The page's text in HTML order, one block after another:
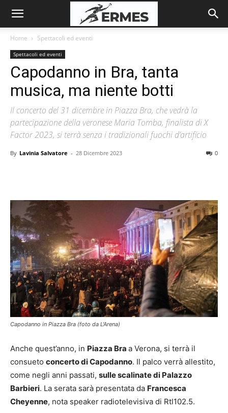
Home Spettacoli ed eventi
Spettacoli ed eventi
Capodanno in Bra, tanta
musica, ma niente botti
Il concerto del 31 dicembre in Piazza Bra, che vedrà la
partecipazione della veronese Maria Tomba, finalista di X
Factor 2023, si terrà senza i tradizionali fuochi d’artificio
By Lavinia Salvatore - 28 Dicembre 2023 0
Capodanno in Piazza Bra (foto da L'Arena)
Anche quest’anno, in Piazza Bra a Verona, si terrà il
consueto concerto di Capodanno. Il palco verrà allestito,
come negli anni passati, sulle scalinate di Palazzo
Barbieri. La serata sarà presentata da Francesca
Cheyenne, nota speaker radiotelevisiva di Rtl102.5.